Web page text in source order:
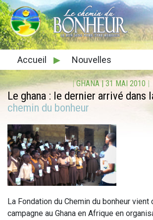
Accueil ▶ Nouvelles
|GHANA| 31 MAI 2010 |
Le ghana : le dernier arrivé dans
chemin du bonheur
La Fondation du Chemin du bonheur vient
campagne au Ghana en Afrique en